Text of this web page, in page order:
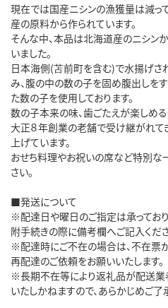
現在では国産ニシンの漁獲量は減っ
産の原料から作られています。
そんな中、本品は北海道産のニシン
いました。
日本海側(苫前町を含む)で水揚げさ
み、腹の中の数の子を固め腹出しを
た数の子を使用しております。
数の子本来の味、歯ごたえが楽しめる
大正８年創業の老舗で受け継がれ
上げています。
おせち料理やお祝いの席など特別な
さい。
■発送について
※配達日や曜日のご指定は承ってお
附手続きの際に備考欄へご記入くださ
※配達時にご不在の場合は、不在票
再配達のご依頼をお願いいたします。
※長期不在等により返礼品が配送業
いたしかねますので、あらかじめご了